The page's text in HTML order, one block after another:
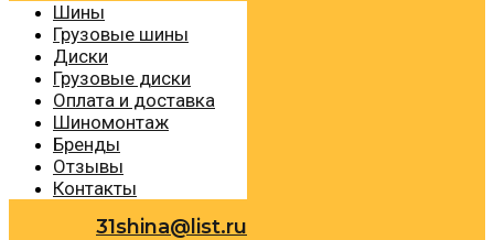
Шины
Грузовые шины
Диски
Грузовые диски
Оплата и доставка
Шиномонтаж
Бренды
Отзывы
Контакты
31shina@list.ru